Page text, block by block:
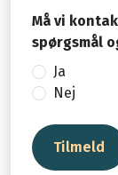
Må vi
spørgsmål
Ja
Nej
Tilmeld